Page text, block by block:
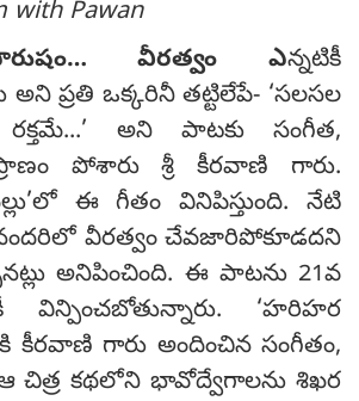
with Pawan
వీరత్వం ఎన్నటికీ
అని ప్రతి ఒక్కరినీ తట్టిలేపే- ‘సలసల
అని పాటకు సంగీత,
పోశారు శ్రీ కీరవాణి గారు.
ఈ గీతం వినిపిస్తుంది. నేటి
వీరత్వం చేవజారిపోకూడదని
అనిపించింది. ఈ పాటను 21వ
‘హరిహర
కీరవాణి గారు అందించిన సంగీతం,
చిత్ర కథలోని భావోద్వేగాలను శిఖర